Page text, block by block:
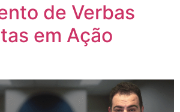
de Verbas
em Ação